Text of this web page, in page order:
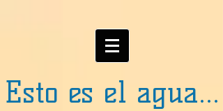
Esto es el agua...